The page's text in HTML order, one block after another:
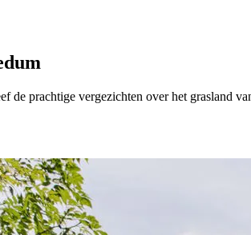
de prachtige vergezichten over het grasland